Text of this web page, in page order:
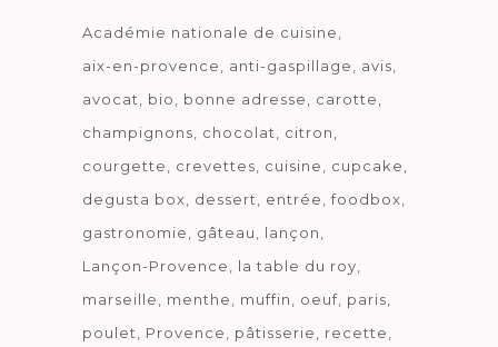
Académie nationale de cuisine
aix-en-provence
anti-gaspillage
avis
avocat
bio bonne adresse
carotte
champignons
chocolat
citron
courgette
crevettes cuisine
cupcake
degusta box
dessert entrée
foodbox
gastronomie
gâteau
lançon
Lançon-Provence
la table du roy
marseille
menthe muffin oeuf paris
poulet
Provence pâtisserie
recette